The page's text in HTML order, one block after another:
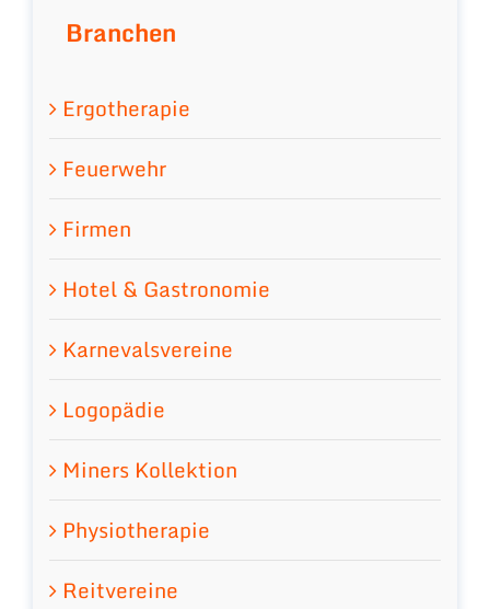
Branchen
Ergotherapie
Feuerwehr
Firmen
Hotel & Gastronomie
Karnevalsvereine
Logopädie
Miners Kollektion
Physiotherapie
Reitvereine